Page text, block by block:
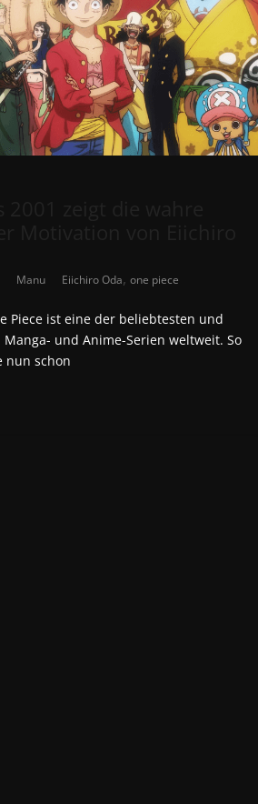
Manu Eiichiro Oda,one piece
Piece ist eine der beliebtesten und
und Anime-Serien weltweit. So
nun schon